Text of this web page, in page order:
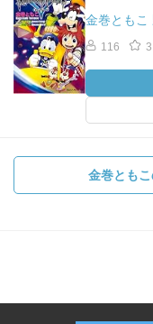
金巻ともこ
116
金巻とも